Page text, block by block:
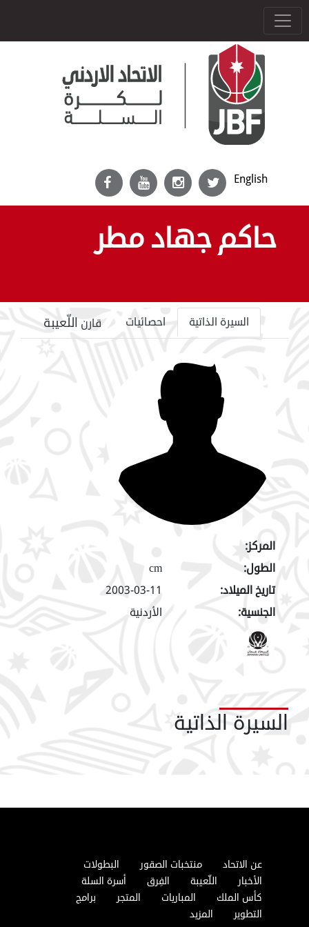
English
حاكم جهاد مطر
السيرة الذاتية احصائيات قارن اللّعيبة
المركز:
الطول:
cm
تاريخ الميلاد:
2003-03-11
الجنسية:
الأردنية
السيرة الذاتية
عن الاتحاد منتخبات الصقور
البطولات
الأخبار
اللّعيبة الفِرق
أسرة السلة
كأس الملك
المباريات المتجر
برامج
التطوير
المزيد